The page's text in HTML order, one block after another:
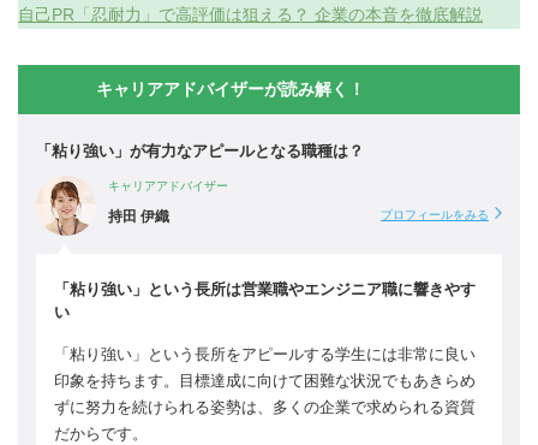
自己PR「忍耐力」で高評価は狙える？ 企業の本音を徹底解説
キャリアアドバイザーが読み解く！
「粘り強い」が有力なアピールとなる職種は？
キャリアアドバイザー
持田 伊織 プロフィールをみる
「粘り強い」という長所は営業職やエンジニア職に響きやす
い
「粘り強い」という長所をアピールする学生には非常に良い
印象を持ちます。目標達成に向けて困難な状況でもあきらめ
ずに努力を続けられる姿勢は、多くの企業で求められる資質
だからです。